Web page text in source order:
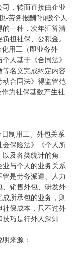
司，转而直接由企业
-劳务报酬”扣缴个人
的一种，次年汇算清
担社保、公积金。
用工（即业务外
人基于《合同法》
等名义完成约定内容
动合同法》得监管范
为社保基数产生社
制用工、外包关系
会保险法》《个人所
及各类统计的角
业与个人的业务关系
是劳务派遣、人力
、销售外包、研发外
所承包的业务，则
社保成本，只不过外
技巧是行外人深知
来源：